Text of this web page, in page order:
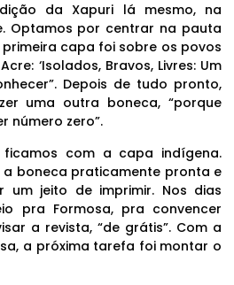
da Xapuri lá mesmo, na
Optamos por centrar na pauta
capa foi sobre os povos
‘Isolados, Bravos, Livres: Um
Depois de tudo pronto,
uma outra boneca, “porque
número zero”.
ficamos com a capa indígena.
boneca praticamente pronta e
jeito de imprimir. Nos dias
pra Formosa, pra convencer
a revista, “de grátis”. Com a
a próxima tarefa foi montar o